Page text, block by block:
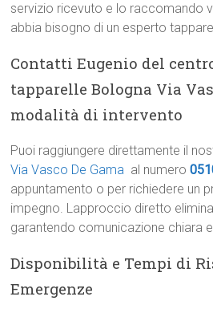
servizio ricevuto e lo raccomando
abbia bisogno di un esperto
Contatti Eugenio del
tapparelle Bologna Via
modalità di intervento
Puoi raggiungere direttamente il
Via Vasco De Gama al numero
appuntamento o per richiedere un
impegno. Lapproccio diretto
garantendo comunicazione chiara
Disponibilità e Tempi di
Emergenze